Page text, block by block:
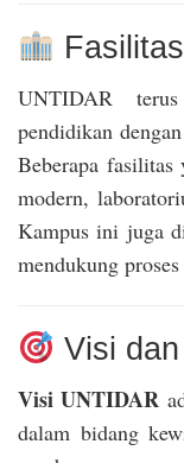
UNTIDAR
pendidikan
Beberapa
modern,
Kampus ini juga
mendukung
Visi
Visi UNTIDAR
dalam bidang